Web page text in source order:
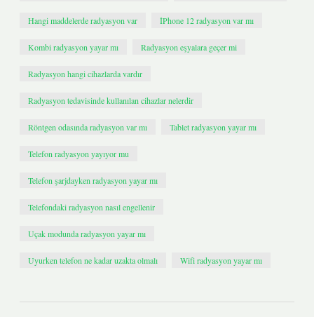
Hangi maddelerde radyasyon var İPhone 12 radyasyon var mı
Kombi radyasyon yayar mı Radyasyon eşyalara geçer mi
Radyasyon hangi cihazlarda vardır
Radyasyon tedavisinde kullanılan cihazlar nelerdir
Röntgen odasında radyasyon var mı Tablet radyasyon yayar mı
Telefon radyasyon yayıyor mu
Telefon şarjdayken radyasyon yayar mı
Telefondaki radyasyon nasıl engellenir
Uçak modunda radyasyon yayar mı
Uyurken telefon ne kadar uzakta olmalı Wifi radyasyon yayar mı